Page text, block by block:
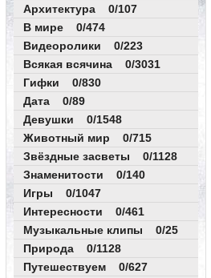
Архитектура 0/107
В мире 0/474
Видеоролики 0/223
Всякая всячина 0/3031
Гифки 0/830
Дата 0/89
Девушки 0/1548
Животный мир 0/715
Звёздные засветы 0/1128
Знаменитости 0/140
Игры 0/1047
Интересности 0/461
Музыкальные клипы 0/25
Природа 0/1128
Путешествуем 0/627